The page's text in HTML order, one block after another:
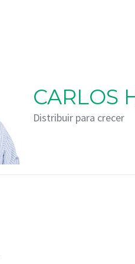
CARLOS
Distribuir para crecer